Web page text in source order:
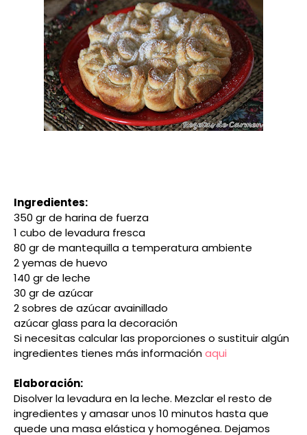
Ingredientes:
350 gr de harina de fuerza
1 cubo de levadura fresca
80 gr de mantequilla a temperatura ambiente
2 yemas de huevo
140 gr de leche
30 gr de azúcar
2 sobres de azúcar avainillado
azúcar glass para la decoración
Si necesitas calcular las proporciones o sustituir algún
ingredientes tienes más informaciónaqui
Elaboración:
Disolver la levadura en la leche. Mezclar el resto de
ingredientes y amasar unos 10 minutos hasta que
quede una masa elástica y homogénea. Dejamos